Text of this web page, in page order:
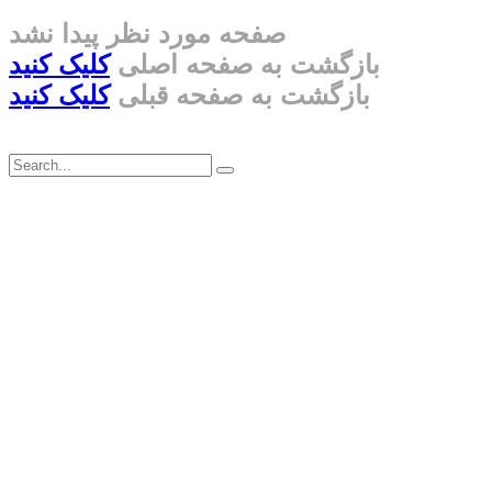
صفحه مورد نظر پیدا نشد
بازگشت به صفحه اصلیکلیک کنید
بازگشت به صفحه قبلیکلیک کنید